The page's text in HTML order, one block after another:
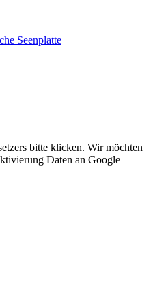
bitte klicken. Wir möchten
Daten an Google